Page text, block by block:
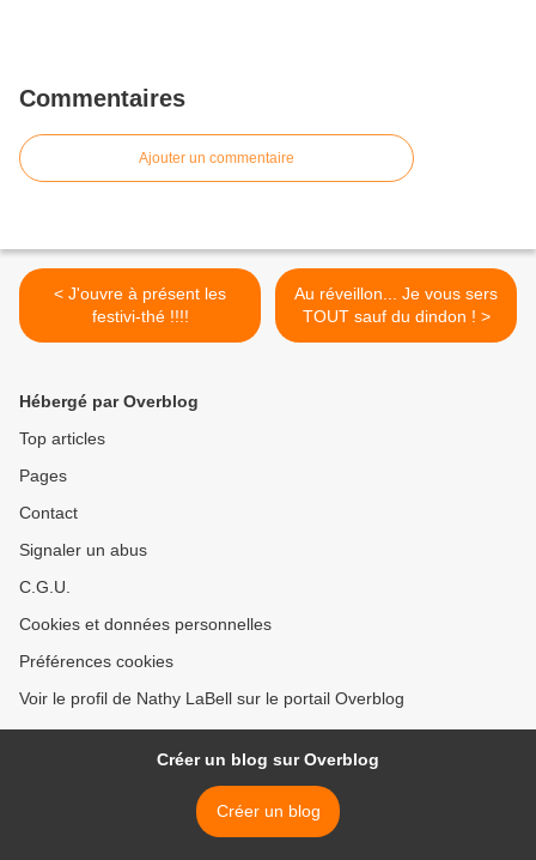
Commentaires
Ajouter un commentaire
< J'ouvre à présent les
festivi-thé !!!!
Au réveillon... Je vous sers
TOUT sauf du dindon ! >
Hébergé par Overblog
Top articles
Pages
Contact
Signaler un abus
C.G.U.
Cookies et données personnelles
Préférences cookies
Voir le profil de Nathy LaBell sur le portail Overblog
Créer un blog sur Overblog
Créer un blog